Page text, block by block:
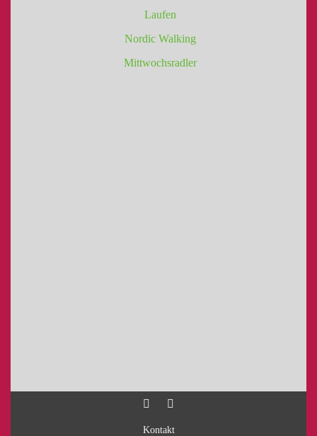
Laufen
Nordic Walking
Mittwochsradler
Kontakt